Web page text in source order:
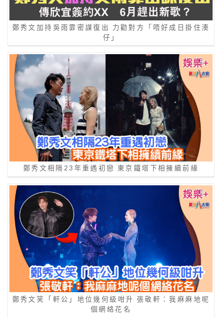
鄭秀文加持吳雨霏密謀復出 力勸對方「唔好成日掛住湊
仔」
鄭秀文相隔23年重遇初戀 東京鐵塔下相擁續前緣
鄭秀文笑「軒公」地位幾何級咁升 張敬軒：我麻麻地呢
個網絡花名